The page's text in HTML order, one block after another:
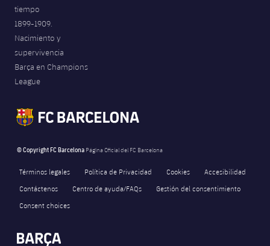
tiempo
1899-1909.
Nacimiento y
supervivencia
Barça en Champions
League
© Copyright FC Barcelona Página Oficial del FC Barcelona
Términos legales Política de Privacidad Cookies
Accesibilidad
Contáctenos
Centro de ayuda/FAQs
Gestión del consentimiento
Consent choices